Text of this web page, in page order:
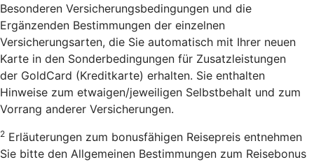
Besonderen Versicherungsbedingungen und die
Ergänzenden Bestimmungen der einzelnen
Versicherungsarten, die Sie automatisch mit Ihrer neuen
Karte in den Sonderbedingungen für Zusatzleistungen
der GoldCard (Kreditkarte) erhalten. Sie enthalten
Hinweise zum etwaigen/jeweiligen Selbstbehalt und zum
Vorrang anderer Versicherungen.
2 Erläuterungen zum bonusfähigen Reisepreis entnehmen
Sie bitte den Allgemeinen Bestimmungen zum Reisebonus